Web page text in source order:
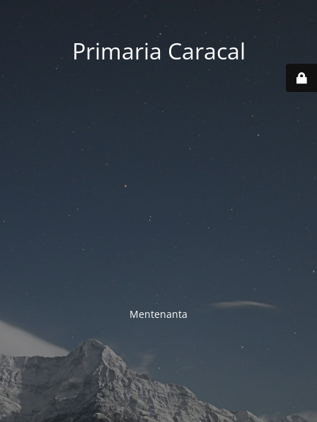
Primaria Caracal
Mentenanta